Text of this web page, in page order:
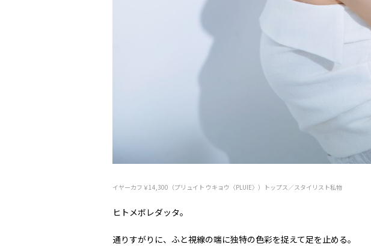
イヤーカフ￥14,300（プリュイト ウキョウ〈PLUIE〉）トップス／スタイリスト私物
ヒトメボレダッタ。
通りすがりに、ふと視線の端に独特の色彩を捉えて足を止める。